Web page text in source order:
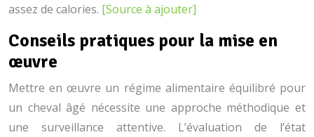
assez de calories. [Source à ajouter]
Conseils pratiques pour la mise en
œuvre
Mettre en œuvre un régime alimentaire équilibré pour
un cheval âgé nécessite une approche méthodique et
une surveillance attentive. L’évaluation de l’état